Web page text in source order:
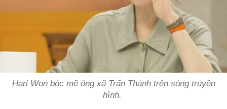
Hari Won bóc mẽ ông xã Trấn Thành trên sóng truyền
hình.